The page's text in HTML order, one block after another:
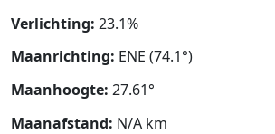
Verlichting: 23.1%
Maanrichting: ENE (74.1°)
Maanhoogte: 27.61°
Maanafstand: N/A km